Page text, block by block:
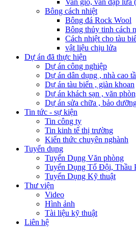
Van gió, van dập lửa
Bông cách nhiệt
Bông đá Rock Wool
Bông thủy tinh cách
Cách nhiệt cho tàu
vật liệu chịu lửa
Dự án đã thực hiện
Dự án công nghiệp
Dự án dân dụng , nhà cao
Dự án tàu biển , giàn khoan
Dự án khách sạn , văn
Dự án sửa chữa , bảo
Tin tức - sự kiện
Tin công ty
Tin kinh tế thị trường
Kiến thức chuyên nghành
Tuyển dụng
Tuyển Dụng Văn phòng
Tuyển Dụng Tổ Đội, Thầu
Tuyển Dụng Kỹ thuật
Thư viện
Video
Hình ảnh
Tài liệu kỹ thuật
Liên hệ